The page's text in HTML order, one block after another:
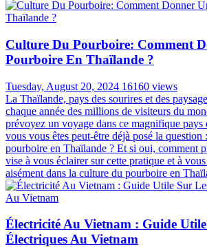
Culture Du Pourboire: Comment
Pourboire En Thaïlande ?
Tuesday, August 20, 2024 16160 views
La Thaïlande, pays des sourires et des
chaque année des millions de visiteurs du
prévoyez un voyage dans ce magnifique
vous vous êtes peut-être déjà posé la
pourboire en Thaïlande ? Et si oui, comment
vise à vous éclairer sur cette pratique et à
aisément dans la culture du pourboire en
Électricité Au Vietnam : Guide
Électriques Au Vietnam